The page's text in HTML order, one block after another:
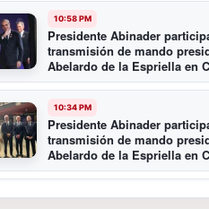
10:58 PM
Presidente Abinader
transmisión de mando
Abelardo de la Espriella en
10:34 PM
Presidente Abinader
transmisión de mando
Abelardo de la Espriella en
10:16 PM